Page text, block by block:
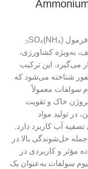
امونیوم سولفات یک ترکیب شیمیایی با فرمول (NH₄)₂SO₄
به‌ویژه کشاورزی،
می‌گیرد. این ترکیب
شناخته می‌شود که
سولفات معمولاً
خاک و تقویت
در تولید مواد
تصفیه آب کاربرد دارد.
حل‌شوندگی بالا در
مؤثر و کاربردی در
سولفات به‌عنوان یک